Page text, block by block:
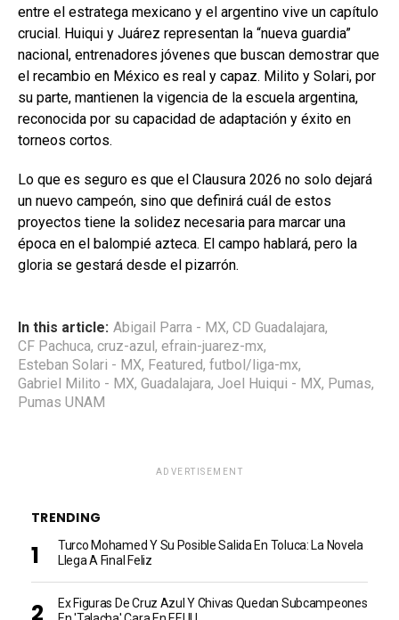
entre el estratega mexicano y el argentino vive un capítulo
crucial. Huiqui y Juárez representan la “nueva guardia”
nacional, entrenadores jóvenes que buscan demostrar que
el recambio en México es real y capaz. Milito y Solari, por
su parte, mantienen la vigencia de la escuela argentina,
reconocida por su capacidad de adaptación y éxito en
torneos cortos.
Lo que es seguro es que el Clausura 2026 no solo dejará
un nuevo campeón, sino que definirá cuál de estos
proyectos tiene la solidez necesaria para marcar una
época en el balompié azteca. El campo hablará, pero la
gloria se gestará desde el pizarrón.
In this article: Abigail Parra - MX, CD Guadalajara,
CF Pachuca, cruz-azul, efrain-juarez-mx,
Esteban Solari - MX, Featured, futbol/liga-mx,
Gabriel Milito - MX, Guadalajara, Joel Huiqui - MX, Pumas,
Pumas UNAM
ADVERTISEMENT
TRENDING
Turco Mohamed Y Su Posible Salida En Toluca: La Novela
Llega A Final Feliz
Ex Figuras De Cruz Azul Y Chivas Quedan Subcampeones